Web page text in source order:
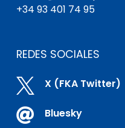
+34 93 401 74 95
REDES SOCIALES
 X (FKA Twitter)
 Bluesky